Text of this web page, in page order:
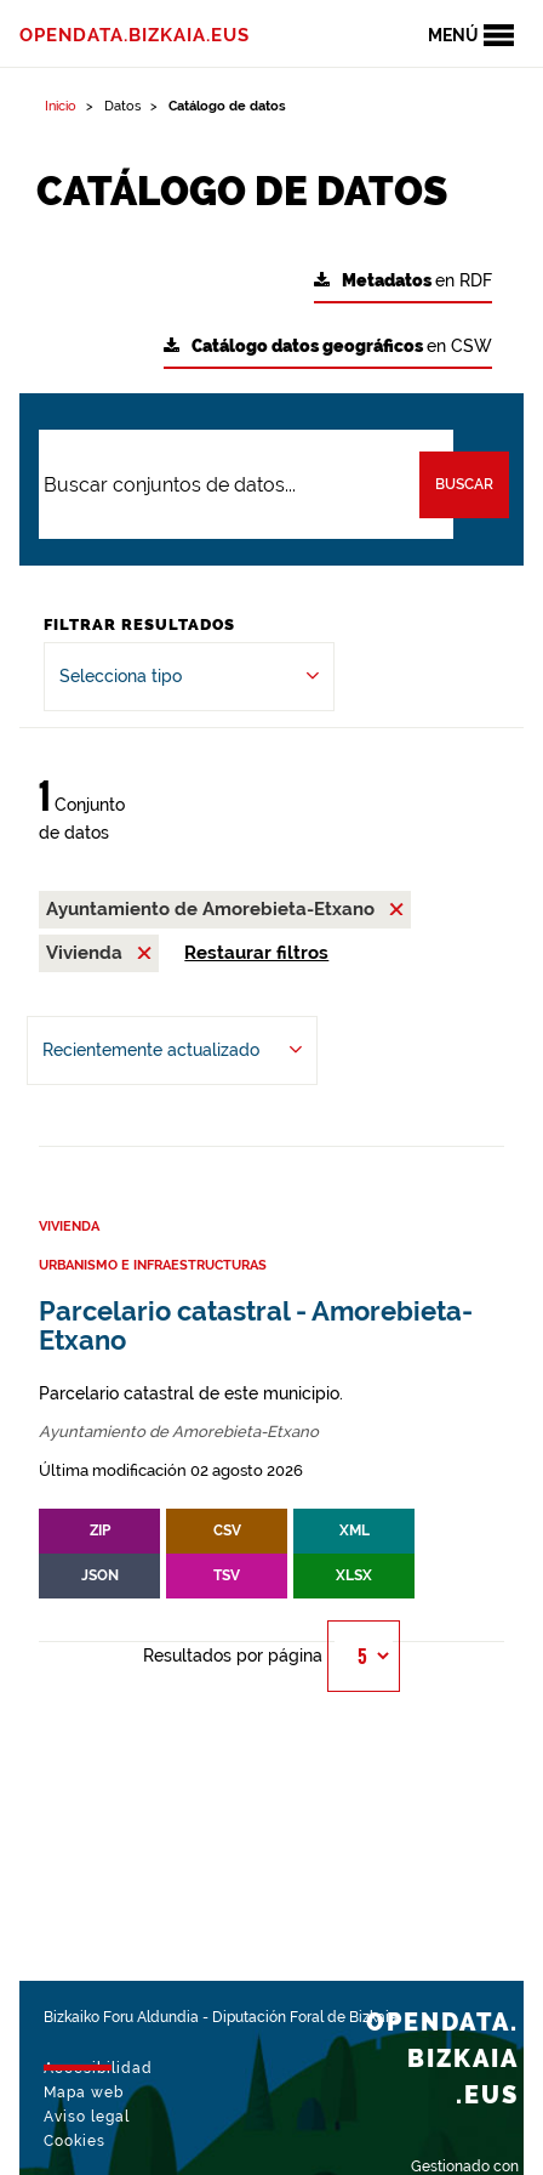
MENÚ
OPENDATA.BIZKAIA.EUS
Inicio Datos Catálogo de datos
CATÁLOGO DE DATOS
Metadatosen RDF
Catálogo datos geográficosen CSW
BUSCAR
FILTRAR RESULTADOS
Selecciona tipo
1 Conjunto
de datos
Ayuntamiento de Amorebieta-Etxano
Vivienda
Restaurar filtros
Recientemente actualizado
VIVIENDA
URBANISMO E INFRAESTRUCTURAS
Parcelario catastral - Amorebieta-
Etxano
Parcelario catastral de este municipio.
Ayuntamiento de Amorebieta-Etxano
Última modificación 02 agosto 2026
ZIP CSV XML
JSON TSV XLSX
Resultados por página
Bizkaiko Foru Aldundia - Diputación Foral de Bizkaia
Accesibilidad
Mapa web
Aviso legal
Cookies
Gestionado con
OPENDATA.
BIZKAIA
.EUS